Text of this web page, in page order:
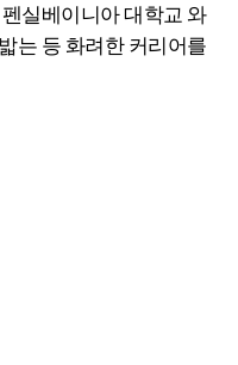
실베이니아 대학교 와
는 등 화려한 커리어를